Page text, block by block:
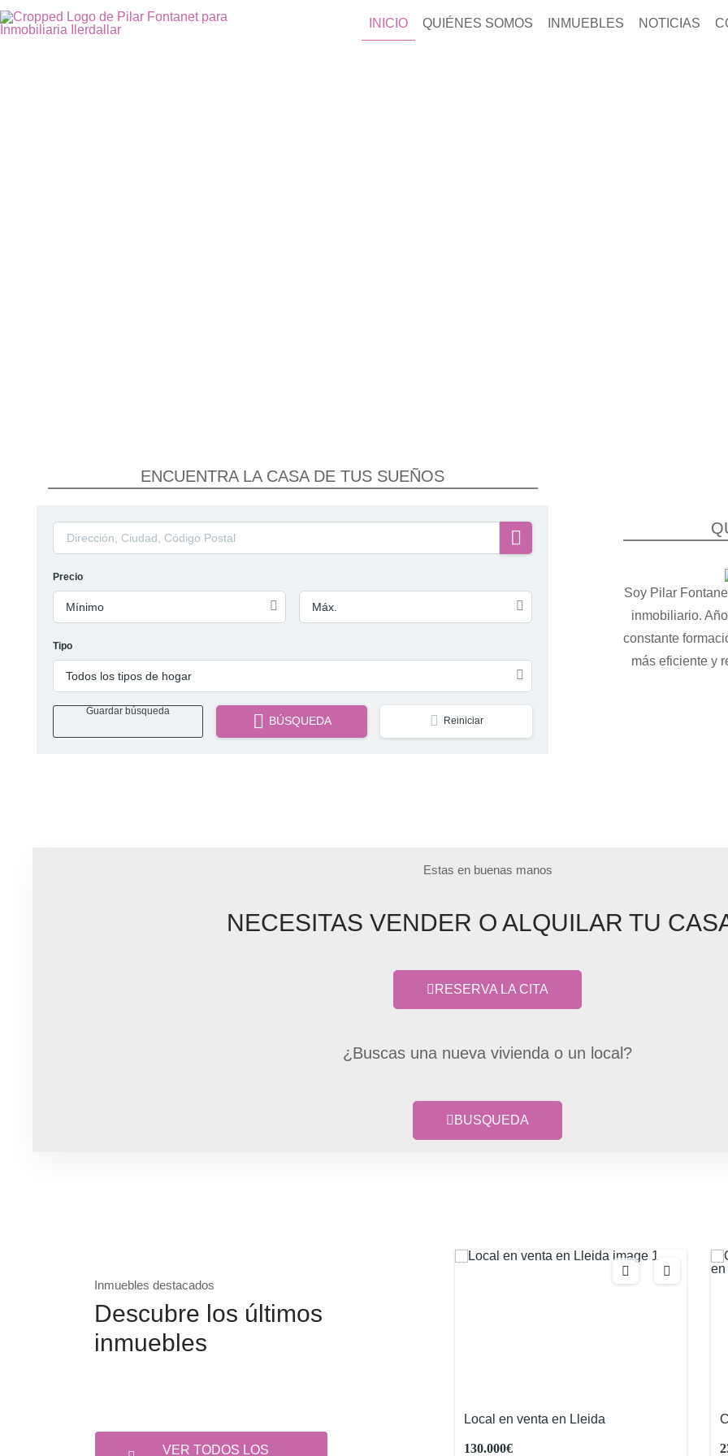
INICIO QUIÉNES SOMOS INMUEBLES NOTICIAS
CON UN SUEÑO
se convierte en una experiencia única, de máxima calidad y que sea exigente con las necesidades de nuestros
INMUEBLES
ENCUENTRA LA CASA DE TUS SUEÑOS
Precio
Mínimo Máx.
Tipo
Todos los tipos de hogar
Guardar búsqueda
BÚSQUEDA Reiniciar
Soy Pilar
inmobiliario.
constante
más eficiente y
Estas en buenas manos
NECESITAS VENDER O ALQUILAR TU
RESERVA LA CITA
¿Buscas una nueva vivienda o un local?
BUSQUEDA
Inmuebles destacados
Descubre los últimos
inmuebles
VER TODOS LOS
Local en venta en Lleida
130.000€